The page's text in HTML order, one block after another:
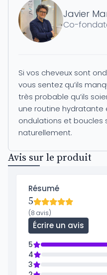
Javier
Co-
Si vos cheveux sont
vous sentez qu’ils
très probable qu’ils
une routine
ondulations et boucles
naturellement.
Avis sur le produit
Résumé
5
(8 avis)
Écrire un avis
5
4
3